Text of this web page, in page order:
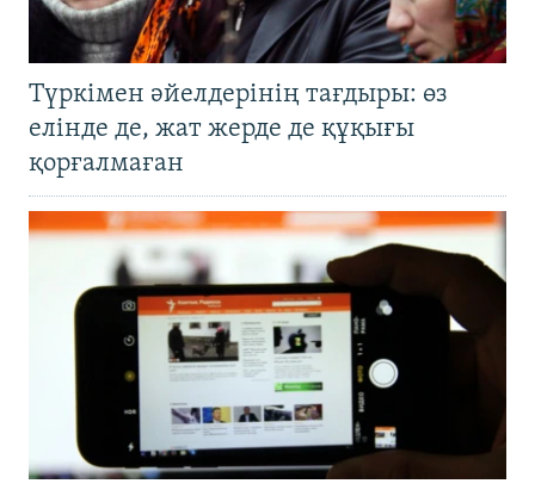
Түркімен әйелдерінің тағдыры: өз
елінде де, жат жерде де құқығы
қорғалмаған